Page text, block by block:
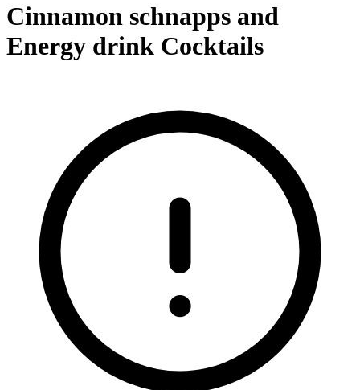
Cinnamon schnapps and
Energy drink Cocktails